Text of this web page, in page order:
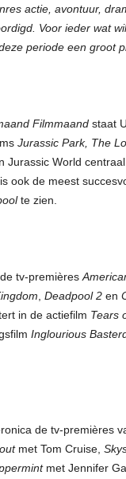
actie, avontuur,
Voor ieder wat
periode een groot
Filmmaand staat
Jurassic Park, The
Jurassic World
ook de meest
te zien.
tv-premières
Deadpool 2 en
in de actiefilm Tears
Inglourious
de tv-premières
met Tom Cruise,
met Jennifer